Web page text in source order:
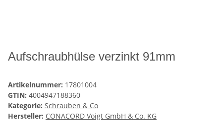
Aufschraubhülse verzinkt 91mm
Artikelnummer: 17801004
GTIN: 4004947188360
Kategorie: Schrauben & Co
Hersteller: CONACORD Voigt GmbH & Co. KG